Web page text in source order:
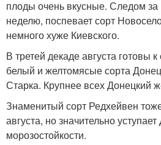
плоды очень вкусные. Следом
неделю, поспевает сорт
немного хуже Киевского.
В третей декаде августа готовы
белый и желтомясые сорта
Старка. Крупнее всех Донецкий
Знаменитый сорт Редхейвен
августа, но значительно
морозостойкости.